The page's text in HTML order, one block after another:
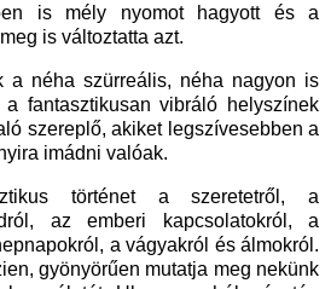
is mély nyomot hagyott és a
is változtatta azt.
a néha szürreális, néha nagyon is
a fantasztikusan vibráló helyszínek
szereplő, akiket legszívesebben a
imádni valóak.
történet a szeretetről, a
az emberi kapcsolatokról, a
a vágyakról és álmokról.
gyönyörűen mutatja meg nekünk